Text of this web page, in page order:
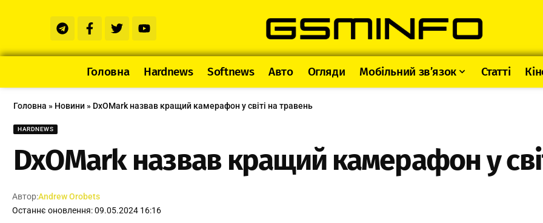
Головна Hardnews Softnews Авто Огляди Мобільний зв’язок Статті
Головна » Новини» DxOMark назвав кращий камерафон у світі на травень
HARDNEWS
DxOMark назвав кращий камерафон у
Останнє оновлення: 09.05.2024 16:16
Автор:Andrew Orobets